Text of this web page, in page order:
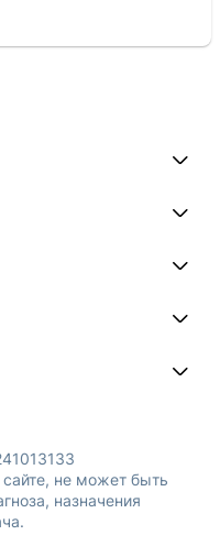
не может быть
назначения